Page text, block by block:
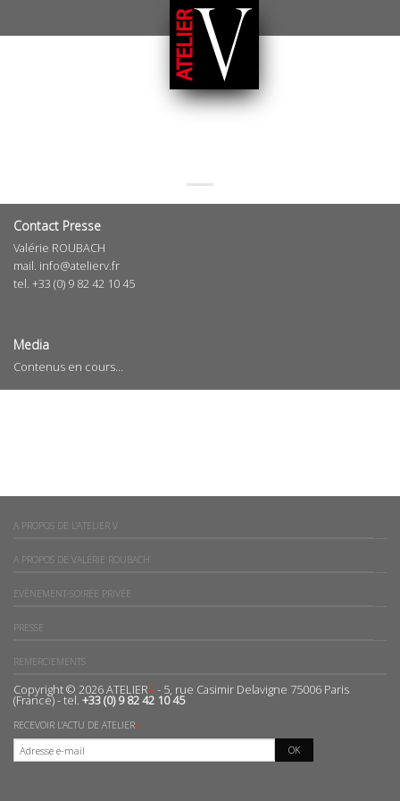
Contact Presse
Valérie ROUBACH
mail. info@atelierv.fr
tel. +33 (0) 9 82 42 10 45
Media
Contenus en cours…
A PROPOS DE L’ATELIER V
A PROPOS DE VALÉRIE ROUBACH
EVÈNEMENT-SOIRÉE PRIVÉE
PRESSE
REMERCIEMENTS
Copyright © 2026 ATELIERV- 5, rue Casimir Delavigne 75006 Paris
(France) - tel. +33 (0) 9 82 42 10 45
RECEVOIR L'ACTU DE ATELIERV